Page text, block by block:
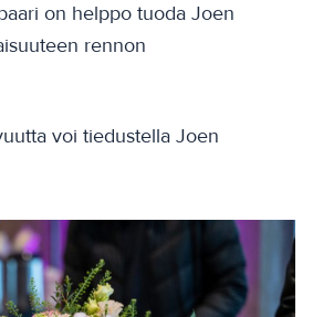
on helppo tuoda Joen
rennon
voi tiedustella Joen